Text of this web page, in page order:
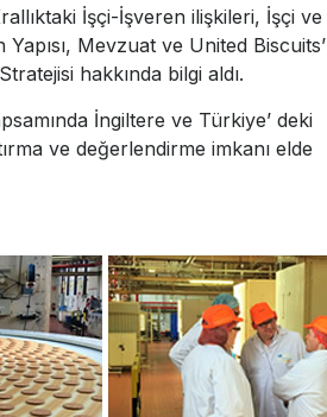
İşçi-İşveren ilişkileri, İşçi ve
Yapısı, Mevzuat ve United Biscuits’
hakkında bilgi aldı.
İngiltere ve Türkiye’ deki
ve değerlendirme imkanı elde